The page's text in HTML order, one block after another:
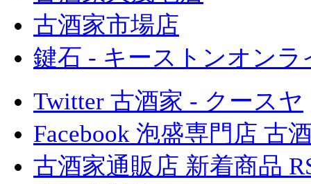
古酒家市場店
鍵石 - キーストンオンラ
Twitter 古酒家 - クースヤ
Facebook 泡盛専門店 古
古酒家通販店 新着商品